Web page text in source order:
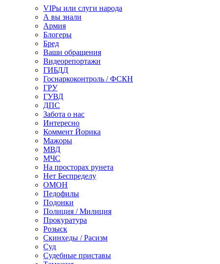
VIPы или слуги народа
А вы знали
Армия
Блогеры
Бред
Ваши обращения
Видеорепортажи
ГИБДД
Госнаркоконтроль / ФСКН
ГРУ
ГУВД
ДПС
Забота о нас
Интересно
Коммент Йорика
Мажоры
МВД
МЧС
На просторах рунета
Нет Беспределу
ОМОН
Педофилы
Подонки
Полиция / Милиция
Прокуратура
Розыск
Скинхеды / Расизм
Суд
Судебные приставы